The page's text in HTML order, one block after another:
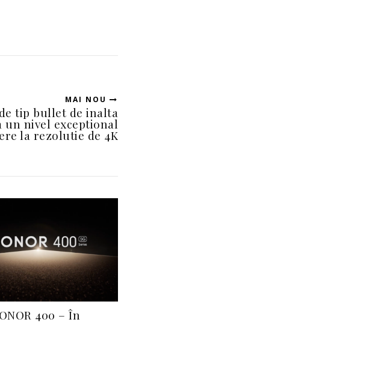
MAI NOU
tip bullet de inalta
nivel exceptional
la rezolutie de 4K
400 – În